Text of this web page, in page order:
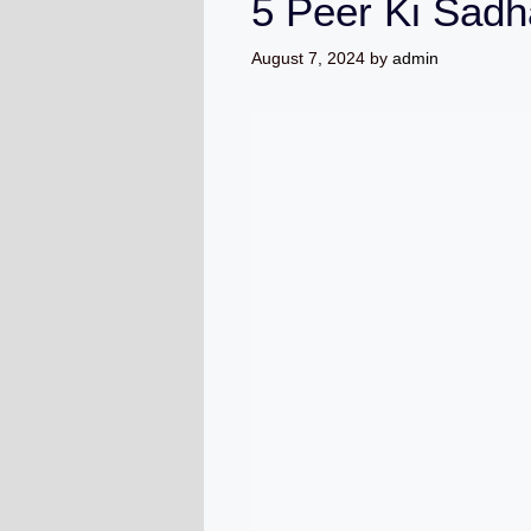
5 Peer Ki
August 7, 2024 by admin